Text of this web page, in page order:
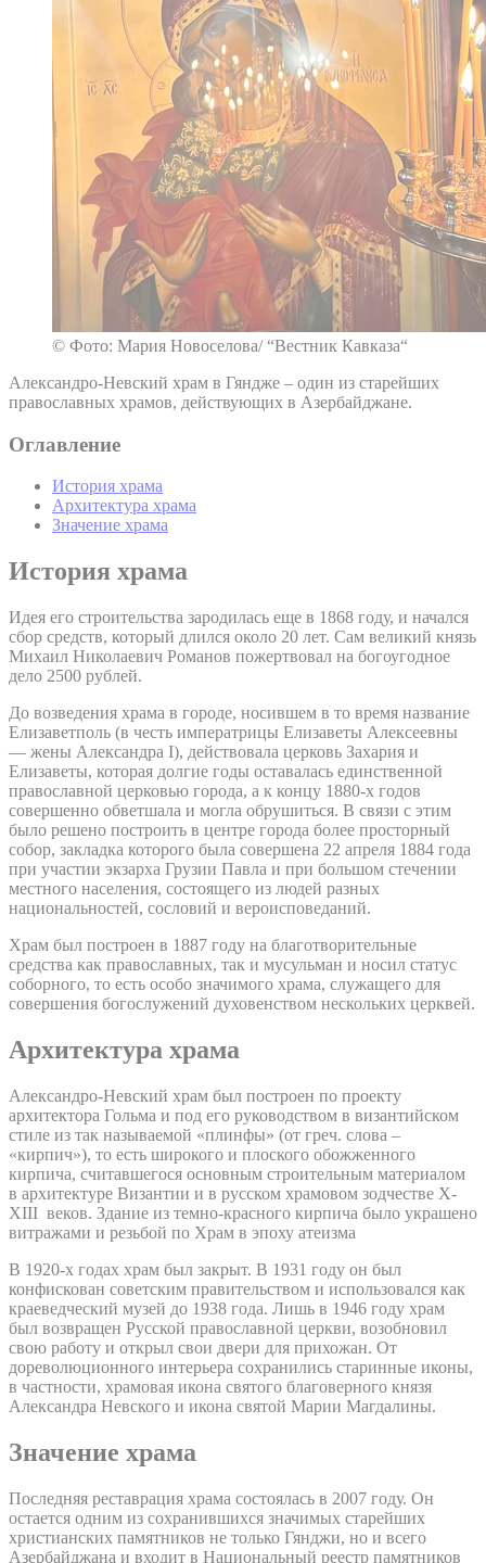
© Фото: Мария Новоселова/ “Вестник Кавказа“
Александро-Невский храм в Гяндже – один из старейших
православных храмов, действующих в Азербайджане.
Оглавление
История храма
Архитектура храма
Значение храма
История храма
Идея его строительства зародилась еще в 1868 году, и начался
сбор средств, который длился около 20 лет. Сам великий князь
Михаил Николаевич Романов пожертвовал на богоугодное
дело 2500 рублей.
До возведения храма в городе, носившем в то время название
Елизаветполь (в честь императрицы Елизаветы Алексеевны
— жены Александра I), действовала церковь Захария и
Елизаветы, которая долгие годы оставалась единственной
православной церковью города, а к концу 1880-х годов
совершенно обветшала и могла обрушиться. В связи с этим
было решено построить в центре города более просторный
собор, закладка которого была совершена 22 апреля 1884 года
при участии экзарха Грузии Павла и при большом стечении
местного населения, состоящего из людей разных
национальностей, сословий и вероисповеданий.
Храм был построен в 1887 году на благотворительные
средства как православных, так и мусульман и носил статус
соборного, то есть особо значимого храма, служащего для
совершения богослужений духовенством нескольких церквей.
Архитектура храма
Александро-Невский храм был построен по проекту
архитектора Гольма и под его руководством в византийском
стиле из так называемой «плинфы» (от греч. слова –
«кирпич»), то есть широкого и плоского обожженного
кирпича, считавшегося основным строительным материалом
в архитектуре Византии и в русском храмовом зодчестве X-
XIII веков. Здание из темно-красного кирпича было украшено
витражами и резьбой по Храм в эпоху атеизма
В 1920-х годах храм был закрыт. В 1931 году он был
конфискован советским правительством и использовался как
краеведческий музей до 1938 года. Лишь в 1946 году храм
был возвращен Русской православной церкви, возобновил
свою работу и открыл свои двери для прихожан. От
дореволюционного интерьера сохранились старинные иконы,
в частности, храмовая икона святого благоверного князя
Александра Невского и икона святой Марии Магдалины.
Значение храма
Последняя реставрация храма состоялась в 2007 году. Он
остается одним из сохранившихся значимых старейших
христианских памятников не только Гянджи, но и всего
Азербайджана и входит в Национальный реестр памятников